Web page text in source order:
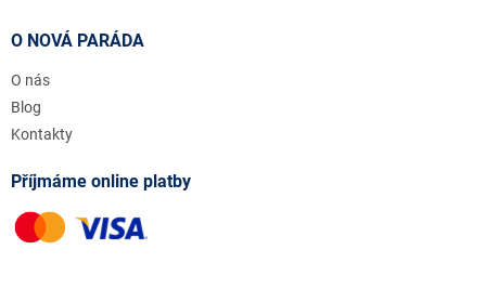
O NOVÁ PARÁDA
O nás
Blog
Kontakty
Příjmáme online platby